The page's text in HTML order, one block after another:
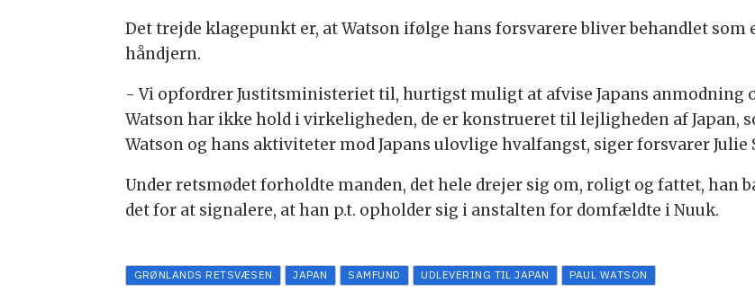
Det trejde klagepunkt er, at Watson ifølge hans forsvarere bliver behandlet
håndjern.
- Vi opfordrer Justitsministeriet til, hurtigst muligt at afvise Japans anmodning
Watson har ikke hold i virkeligheden, de er konstrueret til lejligheden af Japan,
Watson og hans aktiviteter mod Japans ulovlige hvalfangst, siger forsvarer Julie
Under retsmødet forholdte manden, det hele drejer sig om, roligt og fattet, han
det for at signalere, at han p.t. opholder sig i anstalten for domfældte i Nuuk.
GRØNLANDS RETSVÆSEN JAPAN SAMFUND UDLEVERING TIL JAPAN PAUL WATSON